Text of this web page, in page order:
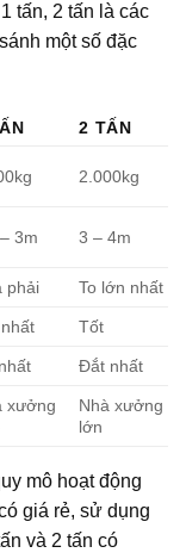
tấn, 2 tấn là các
một số đặc
2 TẤN
2.000kg
3m 3 – 4m
phải To lớn nhất
Tốt
Đắt nhất
xưởng
Nhà xưởng
lớn
mô hoạt động
giá rẻ, sử dụng
và 2 tấn có